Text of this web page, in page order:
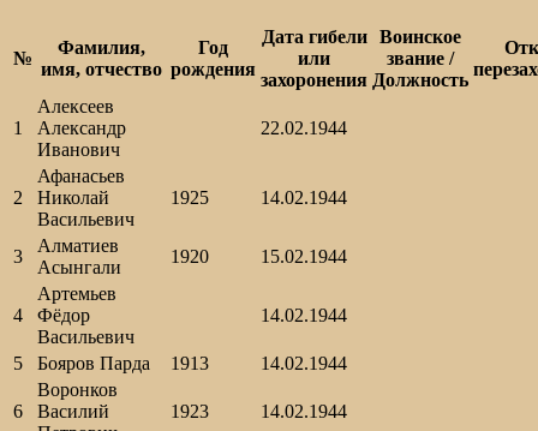
№
Фамилия,
имя, отчество
Год
рождения
Дата гибели
или
захоронения
Воинское
звание /
Должность
1
Алексеев
Александр
Иванович
22.02.1944
2
Афанасьев
Николай
Васильевич
1925 14.02.1944
3
Алматиев
Асынгали
1920 15.02.1944
4
Артемьев
Фёдор
Васильевич
14.02.1944
5 Бояров Парда 1913 14.02.1944
6
Воронков
Василий
1923 14.02.1944